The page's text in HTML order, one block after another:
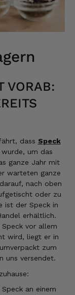
VORAB:
dass Speck
um das
ganze Jahr mit
warteten ganze
nach oben
oder zu
ist der Speck in
erhältlich.
vor allem
wird, liegt er in
zum
uns versendet.
an einem